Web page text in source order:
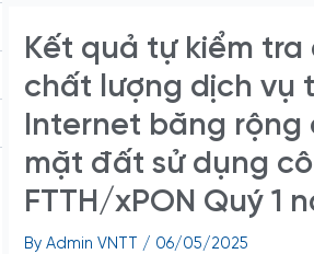
Kết quả tự kiểm tra
chất lượng dịch vụ
Internet băng rộng
mặt đất sử dụng
FTTH/xPON Quý 1
ByAdmin VNTT / 06/05/2025